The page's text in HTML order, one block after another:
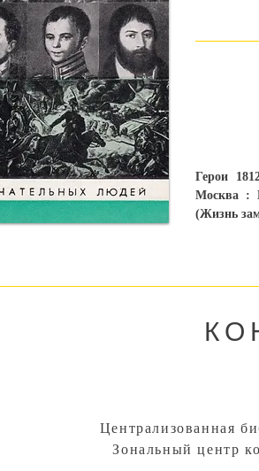
Герои
Москва :
(Жизнь
Централизованная
Зональный центр